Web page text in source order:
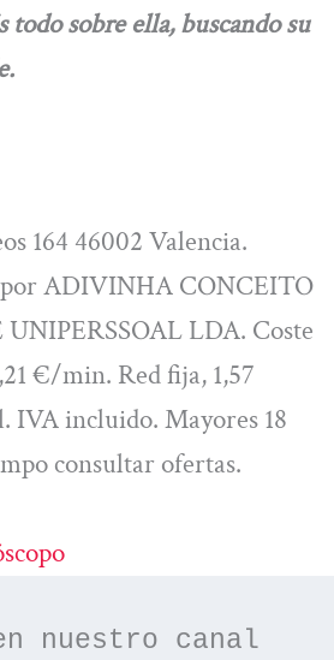
todo sobre ella, buscando su
164 46002 Valencia.
ADIVINHA CONCEITO
LDA. Coste
€/min. Red fija, 1,57
incluido. Mayores 18
consultar ofertas.
nuestro canal